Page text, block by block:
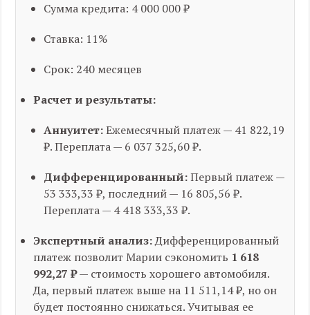
Сумма кредита: 4 000 000 ₽
Ставка: 11%
Срок: 240 месяцев
Расчет и результаты:
Аннуитет:Ежемесячный платеж — 41 822,19
₽. Переплата — 6 037 325,60 ₽.
Дифференцированный:Первый платеж —
53 333,33 ₽, последний — 16 805,56 ₽.
Переплата — 4 418 333,33 ₽.
Экспертный анализ:Дифференцированный
платеж позволит Марии сэкономить 1 618
992,27 ₽— стоимость хорошего автомобиля.
Да, первый платеж выше на 11 511,14 ₽, но он
будет постоянно снижаться. Учитывая ее